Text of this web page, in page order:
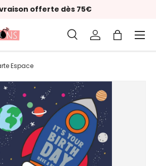
offerte dès 75€
SearchLog inBag
Menu
Espace